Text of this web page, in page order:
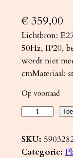
€ 359,00
Lichtbron:
50Hz, IP20,
wordt niet
cmMateriaal:
Op voorraad
a
f
SKU:
Categorie: